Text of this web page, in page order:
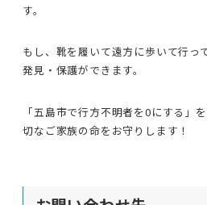
す。
もし、靴を履いて遠方に歩いて行っ
発見・保護ができます。
「五島市で行方不明者を0にする」
切なご家族の命をお守りします！